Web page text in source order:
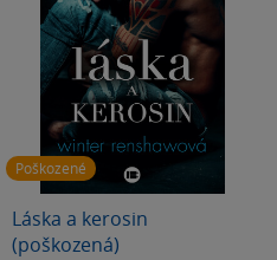
Poškozené
Láska a kerosin
(poškozená)